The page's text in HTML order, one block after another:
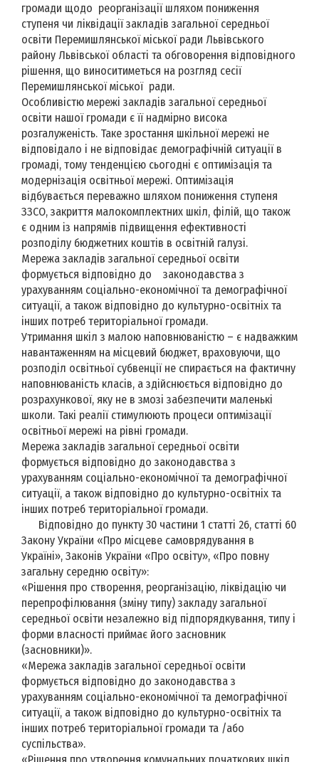
громади щодо реорганізації шляхом пониження
ступеня чи ліквідації закладів загальної середньої
освіти Перемишлянської міської ради Львівського
району Львівської області та обговорення відповідного
рішення, що виноситиметься на розгляд сесії
Перемишлянської міської ради.
Особливістю мережі закладів загальної середньої
освіти нашої громади є її надмірно висока
розгалуженість. Таке зростання шкільної мережі не
відповідало і не відповідає демографічній ситуації в
громаді, тому тенденцією сьогодні є оптимізація та
модернізація освітньої мережі. Оптимізація
відбувається переважно шляхом пониження ступеня
ЗЗСО, закриття малокомплектних шкіл, філій, що також
є одним із напрямів підвищення ефективності
розподілу бюджетних коштів в освітній галузі.
Мережа закладів загальної середньої освіти
формується відповідно до законодавства з
урахуванням соціально-економічної та демографічної
ситуації, а також відповідно до культурно-освітніх та
інших потреб територіальної громади.
Утримання шкіл з малою наповнюваністю – є надважким
навантаженням на місцевий бюджет, враховуючи, що
розподіл освітньої субвенції не спирається на фактичну
наповнюваність класів, а здійснюється відповідно до
розрахункової, яку не в змозі забезпечити маленькі
школи. Такі реалії стимулюють процеси оптимізації
освітньої мережі на рівні громади.
Мережа закладів загальної середньої освіти
формується відповідно до законодавства з
урахуванням соціально-економічної та демографічної
ситуації, а також відповідно до культурно-освітніх та
інших потреб територіальної громади.
Відповідно до пункту 30 частини 1 статті 26, статті 60
Закону України «Про місцеве самоврядування в
Україні», Законів України «Про освіту», «Про повну
загальну середню освіту»:
«Рішення про створення, реорганізацію, ліквідацію чи
перепрофілювання (зміну типу) закладу загальної
середньої освіти незалежно від підпорядкування, типу і
форми власності приймає його засновник
(засновники)».
«Мережа закладів загальної середньої освіти
формується відповідно до законодавства з
урахуванням соціально-економічної та демографічної
ситуації, а також відповідно до культурно-освітніх та
інших потреб територіальної громади та /або
суспільства».
«Рішення про утворення комунальних початкових шкіл,